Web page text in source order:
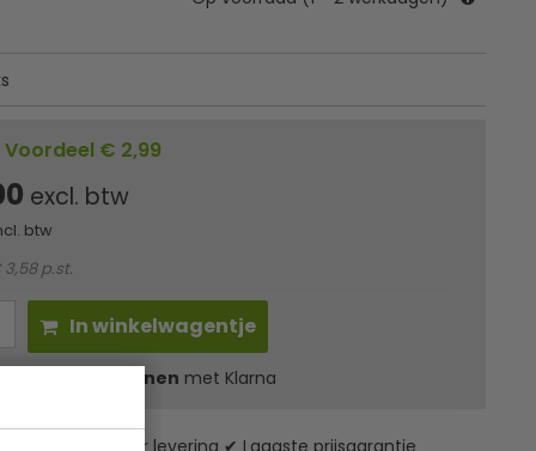
Voordeel € 2,99
excl. btw
btw
p.st.
In winkelwagentje
in 3 termijnen met Klarna
✔ 24 uur levering ✔ Laagste prijsgarantie